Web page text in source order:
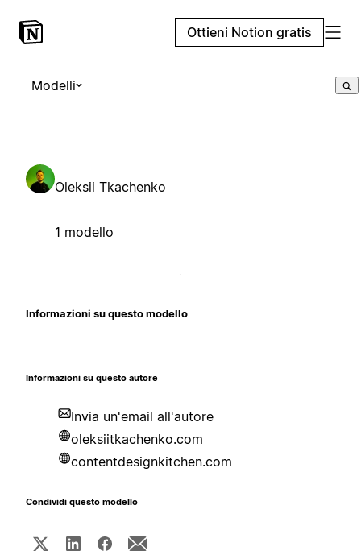
Ottieni Notion gratis
Modelli
Oleksii Tkachenko
1 modello
Informazioni su questo modello
Informazioni su questo autore
Invia un'email all'autore
oleksiitkachenko.com
contentdesignkitchen.com
Condividi questo modello